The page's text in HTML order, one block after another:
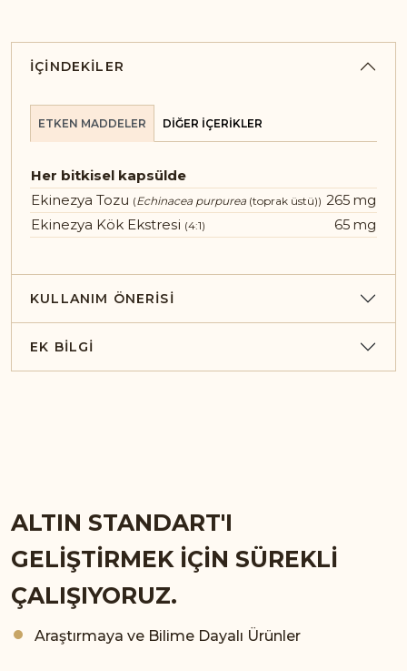
İÇINDEKILER
ETKEN MADDELER DIĞER İÇERIKLER
Her bitkisel kapsülde
Ekinezya Tozu (Echinacea purpurea (toprak üstü)) 265 mg
Ekinezya Kök Ekstresi (4:1) 65 mg
KULLANIM ÖNERISI
EK BILGI
ALTIN STANDART'I
GELİŞTİRMEK İÇİN SÜREKLİ
ÇALIŞIYORUZ.
Araştırmaya ve Bilime Dayalı Ürünler